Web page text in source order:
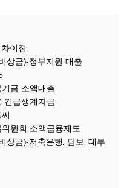
이점
상금)-정부지원 대출
금 소액대출
긴급생계자금
원회 소액금융제도
상금)-저축은행, 담보, 대부